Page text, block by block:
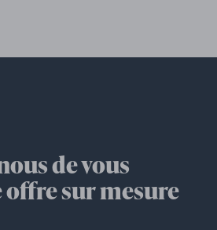
de vous
offresur mesure